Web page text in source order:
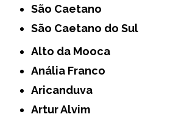
São Caetano
São Caetano do Sul
Alto da Mooca
Anália Franco
Aricanduva
Artur Alvim